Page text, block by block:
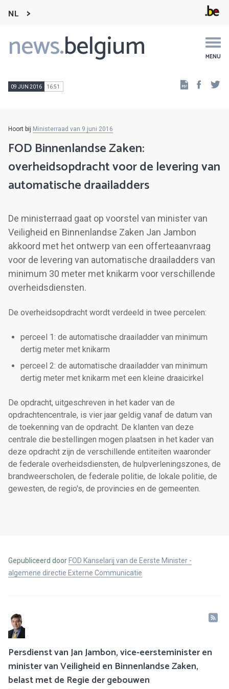
NL
news.belgium MENU
Main
navigation
09 JUN 2016 16:51
Hoort bij Ministerraad van 9 juni 2016
FOD Binnenlandse Zaken:
overheidsopdracht voor de levering van
automatische draailadders
De ministerraad gaat op voorstel van minister van
Veiligheid en Binnenlandse Zaken Jan Jambon
akkoord met het ontwerp van een offerteaanvraag
voor de levering van automatische draailadders van
minimum 30 meter met knikarm voor verschillende
overheidsdiensten.
De overheidsopdracht wordt verdeeld in twee percelen:
perceel 1: de automatische draailadder van minimum
dertig meter met knikarm
perceel 2: de automatische draailadder van minimum
dertig meter met knikarm met een kleine draaicirkel
De opdracht, uitgeschreven in het kader van de
opdrachtencentrale, is vier jaar geldig vanaf de datum van
de toekenning van de opdracht. De klanten van deze
centrale die bestellingen mogen plaatsen in het kader van
deze opdracht zijn de verschillende entiteiten waaronder
de federale overheidsdiensten, de hulpverleningszones, de
brandweerscholen, de federale politie, de lokale politie, de
gewesten, de regio's, de provincies en de gemeenten.
Gepubliceerd door FOD Kanselarij van de Eerste Minister -
algemene directie Externe Communicatie
Persdienst van Jan Jambon, vice-eersteminister en
minister van Veiligheid en Binnenlandse Zaken,
belast met de Regie der gebouwen